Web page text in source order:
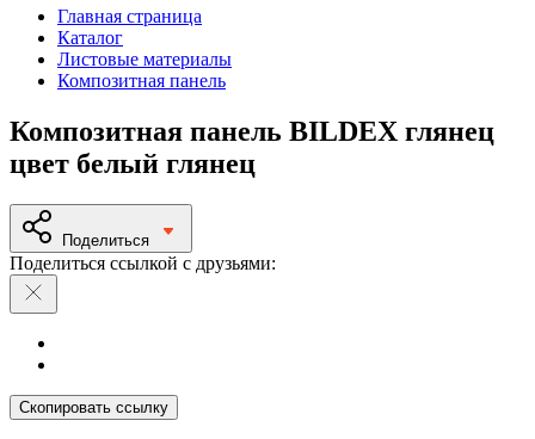
Главная страница
Каталог
Листовые материалы
Композитная панель
Композитная панель BILDEX глянец
цвет белый глянец
Поделиться
Поделиться ссылкой с друзьями:
Скопировать ссылку